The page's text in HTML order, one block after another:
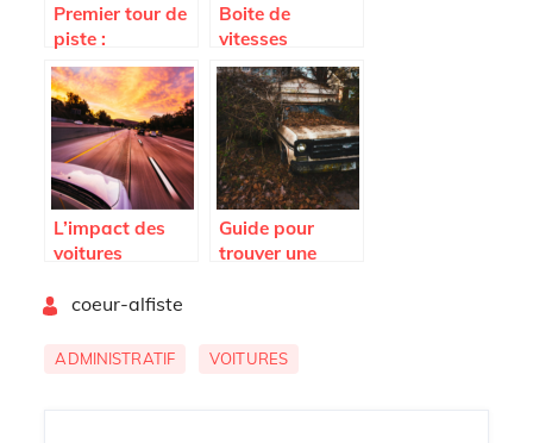
Premier tour de
piste :
apprendre à
piloter une
voiture
Boite de
vitesses
automatique ou
manuelle :
quelle option
privilegier ?
L’impact des
voitures
zone urbaine
Guide pour
trouver une
departement de
coeur-alfiste
ADMINISTRATIF VOITURES